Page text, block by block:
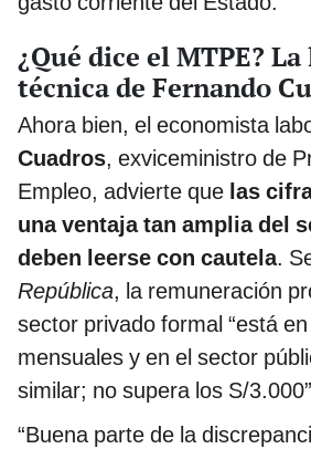
¿Qué dice el MTPE?
técnica de Fernando
Ahora bien, el economista
Cuadros, exviceministro de
Empleo, advierte que las
una ventaja tan amplia del
deben leerse con cautela.
República, la remuneración
sector privado formal “está
mensuales y en el sector
similar; no supera los S/
“Buena parte de la